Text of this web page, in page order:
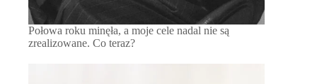
Połowa roku minęła, a moje cele nadal nie są
zrealizowane. Co teraz?